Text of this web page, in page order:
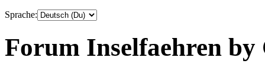
Sprache:
Forum Inselfaehren